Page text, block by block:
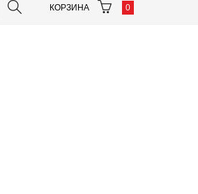
КОРЗИНА 0